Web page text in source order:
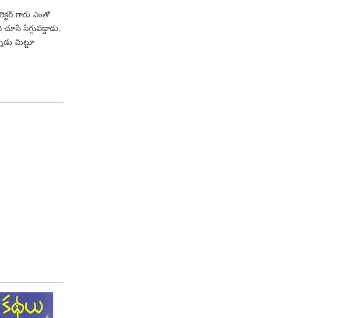
గారు ఎంతో
సిగ్గుపడ్డాడు.
మిట్టూ